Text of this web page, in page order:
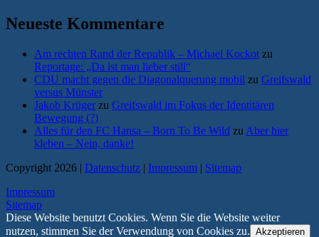
Neueste Kommentare
Am rechten Rand der Republik – Michael Kockot zu
Reportage: „Da ist man lieber still“
CDU macht gegen die Diagonalquerung mobil zu Greifswald
versus Münster
Jakob Krüger zu Greifswald im Fokus der Identitären
Bewegung (?)
Alles für den FC Hansa – Born To Be Wild zu Aber hier
kleben – Nein, danke!
Copyright 2026 | Datenschutz | Impressum | Sitemap
Impressum
Sitemap
Diese Website benutzt Cookies. Wenn Sie die Website weiter
nutzen, stimmen Sie der Verwendung von Cookies zu. Akzeptieren